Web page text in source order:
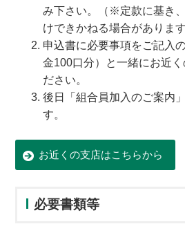
み下さい。（※定款に基き
けできかねる場合
申込書に必要事項をご記入
金100口分）と一緒にお近く
ださい。
後日「組合員加入のご案内
す。
お近くの支店はこちらから
必要書類等